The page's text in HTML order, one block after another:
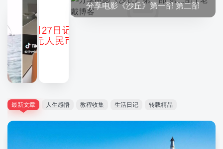
分享电影《沙丘》第一部 第二部
最新文章 人生感悟 教程收集 生活日记 转载精品